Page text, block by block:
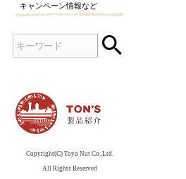
キャンペーン情報など
検
Copyright(C) Toyo Nut Co.,Ltd.
All Rights Reserved